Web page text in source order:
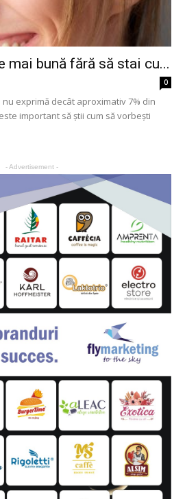
mai bună fără să stai cu...
0
exprimă decât aproximativ 7% din
important să știi cum să vorbești
- Advertisement -